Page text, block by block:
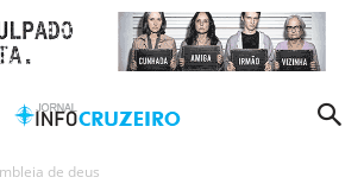
de deus